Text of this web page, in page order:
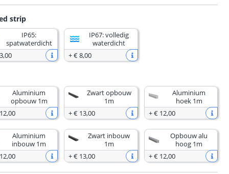
strip
IP65:
spatwaterdicht
,00
IP67: volledig
waterdicht
+€ 8,00
Aluminium
opbouw 1m
,00
Zwart opbouw
1m
+€ 13,00
Aluminium
hoek 1m
+€ 12,00
Aluminium
inbouw 1m
,00
Zwart inbouw
1m
+€ 13,00
Opbouw alu
hoog 1m
+€ 12,00